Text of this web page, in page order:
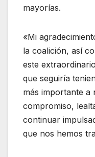
mayorías.
«Mi
la coalición, así
este
que seguiría
más importante a
compromiso,
continuar
que nos hemos